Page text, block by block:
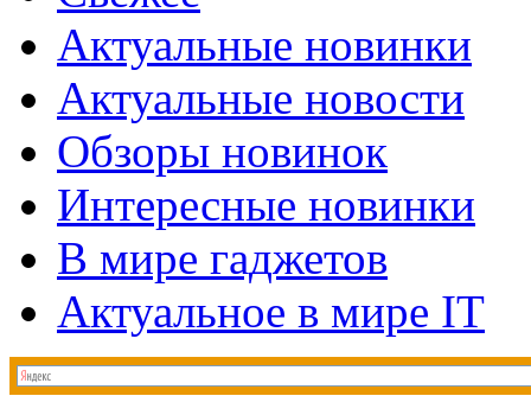
Актуальные новинки
Актуальные новости
Обзоры новинок
Интересные новинки
В мире гаджетов
Актуальное в мире IT